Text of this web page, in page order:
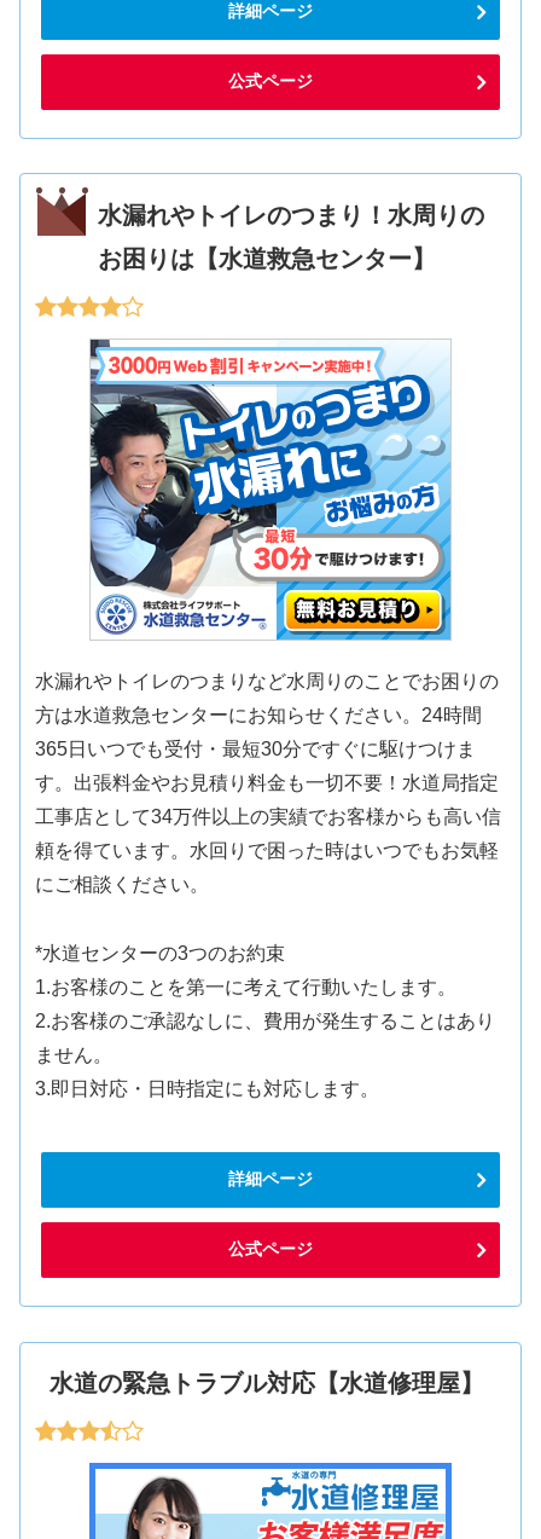
詳細ページ
公式ページ
水漏れやトイレのつまり！水周りの
お困りは【水道救急センター】
水漏れやトイレのつまりなど水周りのことでお困りの
方は水道救急センターにお知らせください。24時間
365日いつでも受付・最短30分ですぐに駆けつけま
す。出張料金やお見積り料金も一切不要！水道局指定
工事店として34万件以上の実績でお客様からも高い信
頼を得ています。水回りで困った時はいつでもお気軽
にご相談ください。
*水道センターの3つのお約束
1.お客様のことを第一に考えて行動いたします。
2.お客様のご承認なしに、費用が発生することはあり
ません。
3.即日対応・日時指定にも対応します。
詳細ページ
公式ページ
水道の緊急トラブル対応【水道修理屋】